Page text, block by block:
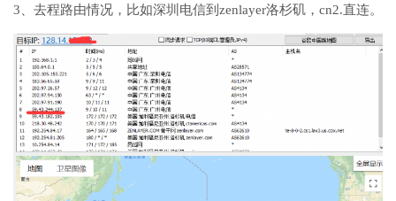
3、去程路由情况，比如深圳电信到zenlayer洛杉矶，cn2.直连。